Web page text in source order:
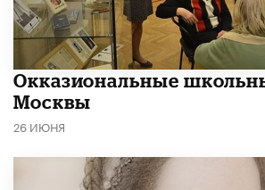
​Окказиональные
Москвы
26 ИЮНЯ